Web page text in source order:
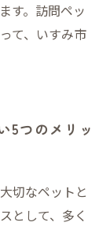
す。訪問ペッ
て、いすみ市
5つのメリッ
切なペットと
として、多く